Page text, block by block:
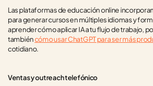
Las plataformas de educación online
para generar cursos en múltiples idiomas y
aprender cómo aplicar IA a tu flujo de trabajo,
también cómo usar ChatGPT para ser más
cotidiano.
Ventas y outreach telefónico